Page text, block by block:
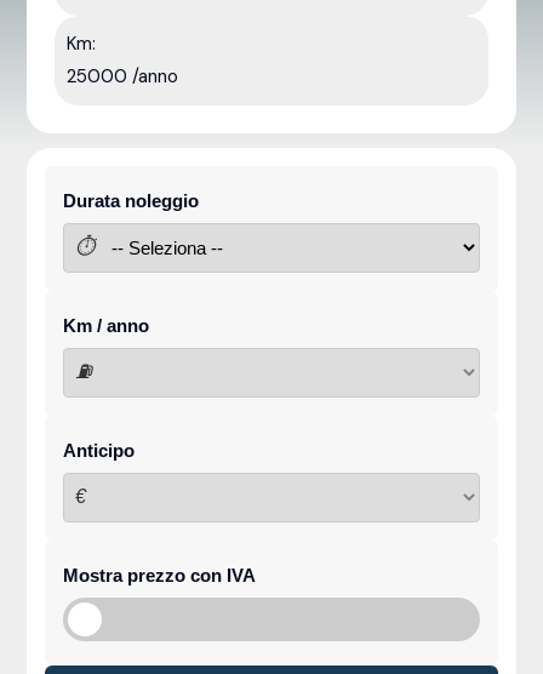
Km:
25000 /anno
Durata noleggio
⏱
Km / anno
⛽
Anticipo
€
Mostra prezzo con IVA